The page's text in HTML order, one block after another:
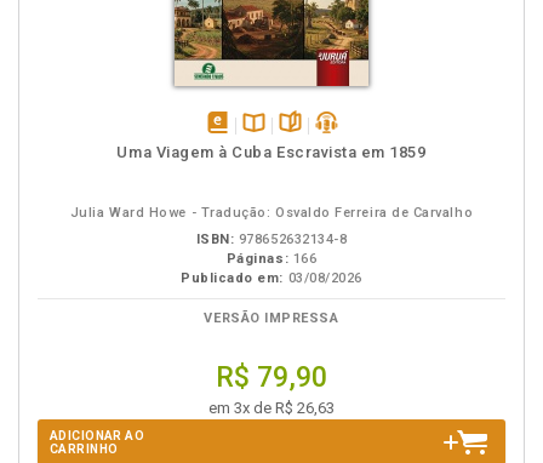
disponívelDisponível
páginaspodcast
Uma Viagem à Cuba Escravista em 1859
Julia Ward Howe - Tradução: Osvaldo Ferreira de Carvalho
ISBN: 978652632134-8
Páginas: 166
Publicado em: 03/08/2026
VERSÃO IMPRESSA
R$ 79,90
em 3x de R$ 26,63
ADICIONAR AO
CARRINHO